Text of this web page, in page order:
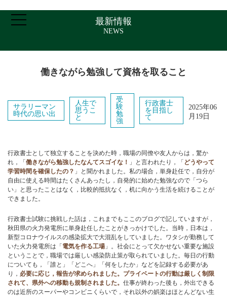
取扱業務
報酬について
アクセス
お問い合わせ
ブログ
最新情報
NEWS
働きながら勉強して資格を取ること
サラリーマン
時代の思い出
人生で
思うこ
と
受
験
勉
強
行政書士
を目指し
て
2025年06
月19日
行政書士として独立することを決めた時，職場の同僚や友人からは，驚か
れ，「 働きながら勉強したなんてスゴイな！ 」と言われたり，「 どうやって
学習時間を確保したの？ 」と聞かれました。私の場合，単身赴任で，自分が
自由に使える時間はたくさんあったし，自発的に始めた勉強なので「つら
い」と思ったことはなく，比較的抵抗なく，机に向かう生活を続けることが
できました。
行政書士試験に挑戦した話は，これまでもここのブログで記していますが，
秋田県の火力発電所に単身赴任したことがきっかけでした。当時，日本は，
新型コロナウイルスの感染拡大で大混乱をしていました。ワタシが勤務して
いた火力発電所は「 電気を作る工場 」。社会にとって欠かせない重要な施設
ということで，職場では厳しい感染防止策が取られていました。毎日の行動
についても，「誰と」「どこへ」「何をしたか」などを記録する必要があ
り， 必要に応じ，報告が求められました。プライベートの行動は厳しく制限
されて、県外への移動も規制されました。 仕事が終わった後も，外出できる
のは近所のスーパーやコンビニくらいで，それ以外の娯楽はほとんどない生